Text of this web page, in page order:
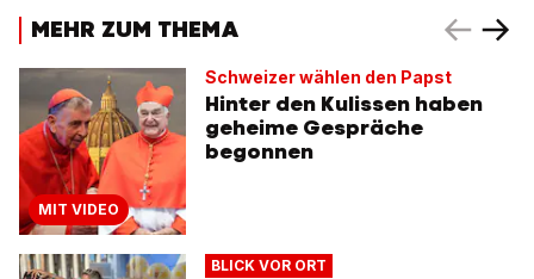
MEHR ZUM THEMA
MIT VIDEO
Schweizer wählen den Papst
Hinter den Kulissen haben
geheime Gespräche
begonnen
BLICK VOR ORT